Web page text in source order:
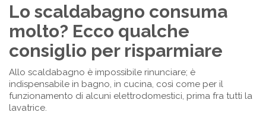
Lo scaldabagno consuma
molto? Ecco qualche
consiglio per risparmiare
Allo scaldabagno è impossibile rinunciare; è
indispensabile in bagno, in cucina, così come per il
funzionamento di alcuni elettrodomestici, prima fra tutti la
lavatrice.